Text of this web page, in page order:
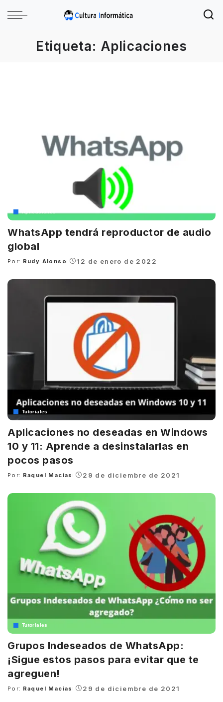
Etiqueta: Aplicaciones
Aplicaciones
WhatsApp tendrá reproductor de audio
global
Posted
Por: Rudy Alonso 12 de enero de 2022
Tutoriales
Aplicaciones no deseadas en Windows
10 y 11: Aprende a desinstalarlas en
pocos pasos
Posted
Por: Raquel Macias 29 de diciembre de 2021
Tutoriales
Grupos Indeseados de WhatsApp:
¡Sigue estos pasos para evitar que te
agreguen!
Posted
Por: Raquel Macias 29 de diciembre de 2021